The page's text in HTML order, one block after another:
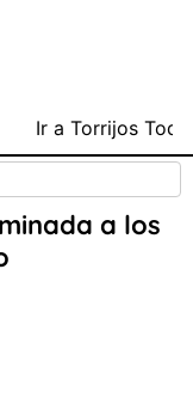
Ir a Torrijos
a los